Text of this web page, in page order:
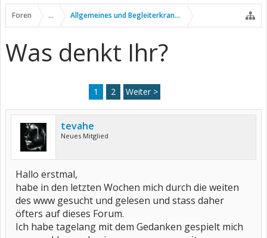
Foren ... Allgemeines und Begleiterkrankungen
Was denkt Ihr?
1 2 Weiter >
tevahe
Neues Mitglied
Hallo erstmal,
habe in den letzten Wochen mich durch die weiten
des www gesucht und gelesen und stass daher
öfters auf dieses Forum.
Ich habe tagelang mit dem Gedanken gespielt mich